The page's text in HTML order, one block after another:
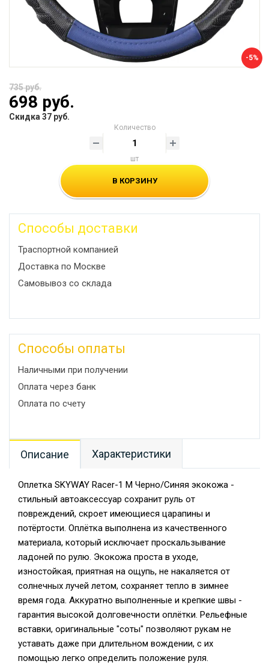
-5%
735 руб.
698 руб.
Скидка 37 руб.
Количество
шт
В КОРЗИНУ
Способы доставки
Траспортной компанией
Доставка по Москве
Самовывоз со склада
Способы оплаты
Наличными при получении
Оплата через банк
Оплата по счету
Описание Характеристики
Оплетка SKYWAY Racer-1 M Черно/Синяя экокожа -
стильный автоаксессуар сохранит руль от
повреждений, скроет имеющиеся царапины и
потёртости. Оплётка выполнена из качественного
материала, который исключает проскальзывание
ладоней по рулю. Экокожа проста в уходе,
изностойкая, приятная на ощупь, не накаляется от
солнечных лучей летом, сохраняет тепло в зимнее
время года. Аккуратно выполненные и крепкие швы -
гарантия высокой долговечности оплётки. Рельефные
вставки, оригинальные "соты" позволяют рукам не
уставать даже при длительном вождении, с их
помощью легко определить положение руля.